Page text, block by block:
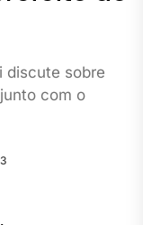
discute sobre
com o